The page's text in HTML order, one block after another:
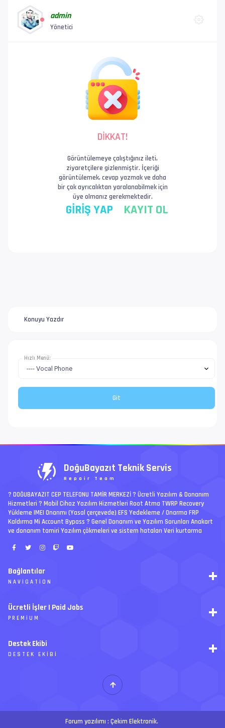
admin
Yönetici
DİKKAT!
Görüntülemeye çalıştığınız ileti,
ziyaretçilere gizlenmiştir. İçeriği
görüntülemek, cevap yazmak ve daha
bir çok ayrıcalıktan yaralanabilmek için
üye olmanız gerekmektedir.
GİRİŞ YAP KAYIT OL
Konuyu Yazdır
Hızlı Menü:
DoğuBayazıt Teknik Servis
Repair Team
? DOĞUBAYAZIT CEP TELEFONU TAMİR MERKEZİ ?️ Ücretli Yazılım & Donanım
Hizmetleri ? Mobil Cihaz Yazılım Hizmetleri Root Atma TWRP Recovery
Yükleme IMEI Onarımı (Yasal çerçevede) EFS Yedekleme / Onarma FRP
Kaldırma Mi Account Bypass ? Genel Donanım ve Yazılım Sorunları Anakart
ve donanım tamiri Yazılım çökmeleri ve sistem hataları Veri kurtarma
Bağlantılar
NAVIGATION
Arşiv
Ajanda
Forum Yönetimi
Forumları Okundu Kabul Et
Ücretli İşler | Paid Jobs
PREMIUM
Paketler
Özel tema
Destek Ekibi
DESTEK EKIBI
İ
T
H
Forum yazılımı : Çekim Elektronik.